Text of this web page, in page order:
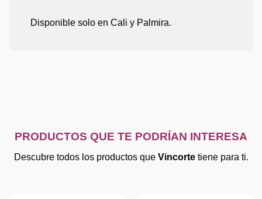
Disponible solo en Cali y Palmira.
PRODUCTOS QUE TE PODRÍAN INTERESA
Descubre todos los productos que Vincortetiene para ti.